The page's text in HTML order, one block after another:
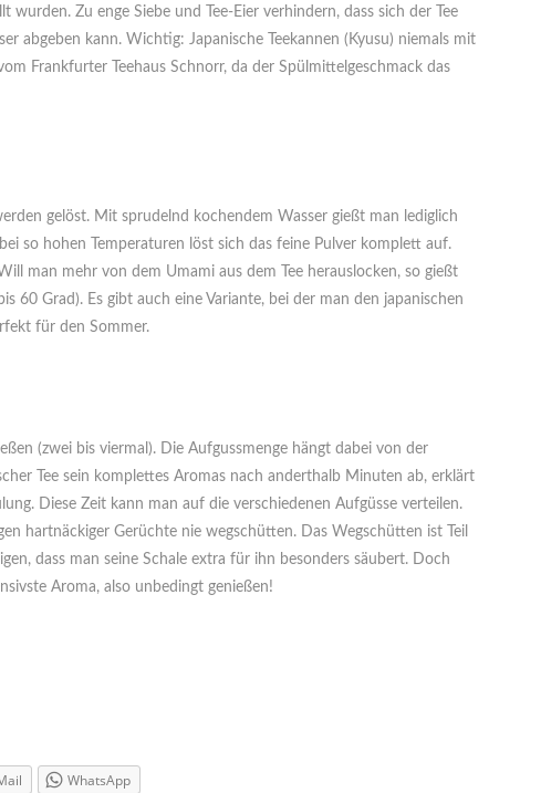
wurden. Zu enge Siebe und Tee-Eier verhindern, dass sich der Tee
abgeben kann. Wichtig: Japanische Teekannen (Kyusu) niemals mit
Frankfurter Teehaus Schnorr, da der Spülmittelgeschmack das
gelöst. Mit sprudelnd kochendem Wasser gießt man lediglich
so hohen Temperaturen löst sich das feine Pulver komplett auf.
man mehr von dem Umami aus dem Tee herauslocken, so gießt
60 Grad). Es gibt auch eine Variante, bei der man den japanischen
für den Sommer.
(zwei bis viermal). Die Aufgussmenge hängt dabei von der
Tee sein komplettes Aromas nach anderthalb Minuten ab, erklärt
Diese Zeit kann man auf die verschiedenen Aufgüsse verteilen.
hartnäckiger Gerüchte nie wegschütten. Das Wegschütten ist Teil
dass man seine Schale extra für ihn besonders säubert. Doch
Aroma, also unbedingt genießen!
WhatsApp